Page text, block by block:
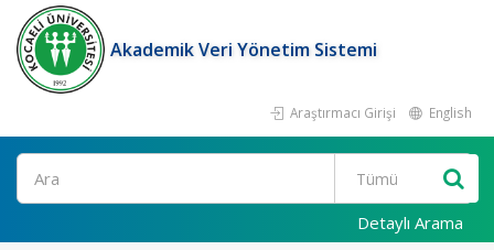
Akademik Veri Yönetim Sistemi
Araştırmacı Girişi English
Ara
Detaylı Arama